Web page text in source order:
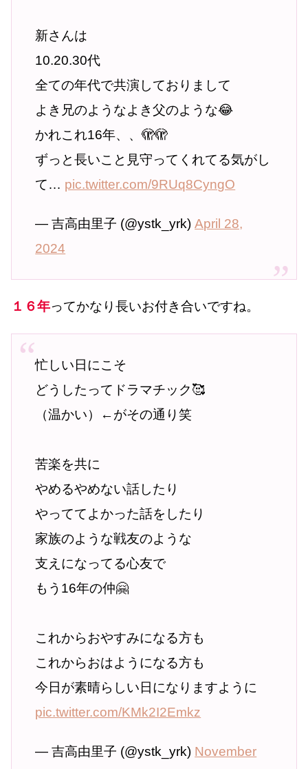
新さんは
10.20.30代
全ての年代で共演しておりまして
よき兄のようなよき父のような😂
かれこれ16年、、🫣🫣
ずっと長いこと見守ってくれてる気がし
て… pic.twitter.com/9RUq8CyngO
— 吉高由里子 (@ystk_yrk)April 28,
2024
１６年ってかなり長いお付き合いですね。
忙しい日にこそ
どうしたってドラマチック🥰
（温かい）←がその通り笑
苦楽を共に
やめるやめない話したり
やっててよかった話をしたり
家族のような戦友のような
支えになってる心友で
もう16年の仲🤗
これからおやすみになる方も
これからおはようになる方も
今日が素晴らしい日になりますように
pic.twitter.com/KMk2I2Emkz
— 吉高由里子 (@ystk_yrk) November